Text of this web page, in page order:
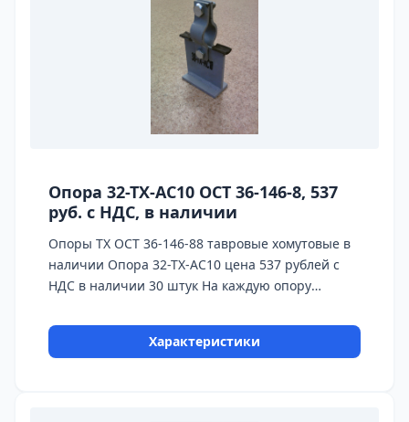
Опора 32-ТХ-АС10 ОСТ 36-146-8, 537
руб. с НДС, в наличии
Опоры ТХ ОСТ 36-146-88 тавровые хомутовые в
наличии Опора 32-ТХ-АС10 цена 537 рублей с
НДС в наличии 30 штук На каждую опору
сертификаты на используемые материалы и
предоставляется Гарантия 24 месяца.
Характеристики